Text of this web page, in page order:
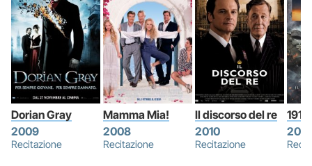
Dorian Gray
2009
Recitazione
Mamma Mia!
2008
Recitazione
Il discorso del re
2010
Recitazione
1917
2019